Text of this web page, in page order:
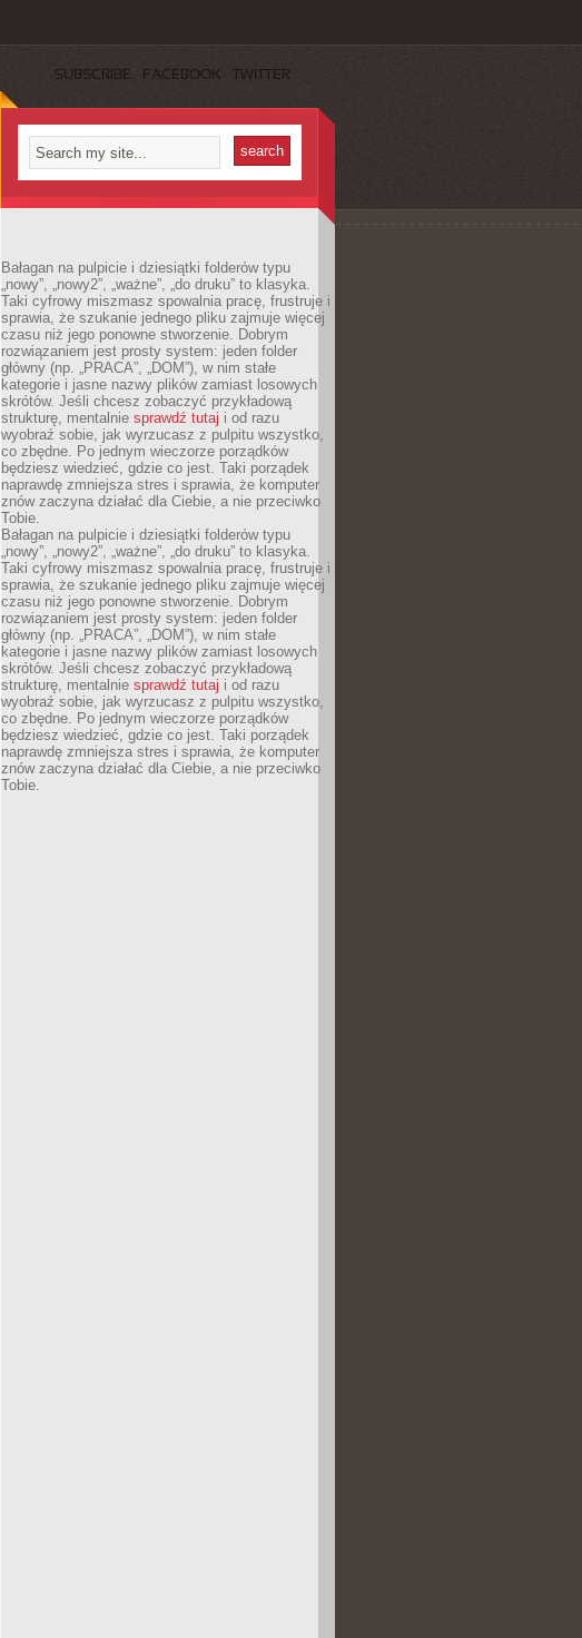
SUBSCRIBE FACEBOOK TWITTER
Bałagan na pulpicie i dziesiątki folderów typu
„nowy”, „nowy2”, „ważne”, „do druku” to klasyka.
Taki cyfrowy miszmasz spowalnia pracę, frustruje i
sprawia, że szukanie jednego pliku zajmuje więcej
czasu niż jego ponowne stworzenie. Dobrym
rozwiązaniem jest prosty system: jeden folder
główny (np. „PRACA”, „DOM”), w nim stałe
kategorie i jasne nazwy plików zamiast losowych
skrótów. Jeśli chcesz zobaczyć przykładową
strukturę, mentalnie sprawdź tutaj i od razu
wyobraź sobie, jak wyrzucasz z pulpitu wszystko,
co zbędne. Po jednym wieczorze porządków
będziesz wiedzieć, gdzie co jest. Taki porządek
naprawdę zmniejsza stres i sprawia, że komputer
znów zaczyna działać dla Ciebie, a nie przeciwko
Tobie.
Bałagan na pulpicie i dziesiątki folderów typu
„nowy”, „nowy2”, „ważne”, „do druku” to klasyka.
Taki cyfrowy miszmasz spowalnia pracę, frustruje i
sprawia, że szukanie jednego pliku zajmuje więcej
czasu niż jego ponowne stworzenie. Dobrym
rozwiązaniem jest prosty system: jeden folder
główny (np. „PRACA”, „DOM”), w nim stałe
kategorie i jasne nazwy plików zamiast losowych
skrótów. Jeśli chcesz zobaczyć przykładową
strukturę, mentalnie sprawdź tutaj i od razu
wyobraź sobie, jak wyrzucasz z pulpitu wszystko,
co zbędne. Po jednym wieczorze porządków
będziesz wiedzieć, gdzie co jest. Taki porządek
naprawdę zmniejsza stres i sprawia, że komputer
znów zaczyna działać dla Ciebie, a nie przeciwko
Tobie.